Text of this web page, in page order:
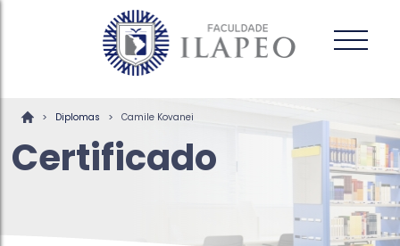
> Diplomas > Camile Kovanei
Certificado